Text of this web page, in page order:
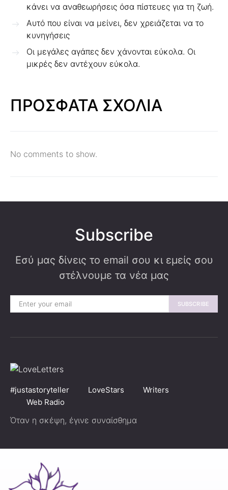
κάνει να αναθεωρήσεις όσα πίστευες για τη ζωή.
Αυτό που είναι να μείνει, δεν χρειάζεται να το
κυνηγήσεις
Οι μεγάλες αγάπες δεν χάνονται εύκολα. Οι
μικρές δεν αντέχουν εύκολα.
ΠΡΟΣΦΑΤΑ ΣΧΟΛΙΑ
No comments to show.
Subscribe
Εσύ μας δίνεις το email σου κι εμείς σου
στέλνουμε τα νέα μας
SUBSCRIBE
#justastoryteller LoveStars
Writers
Web Radio
Όταν η σκέψη, έγινε συναίσθημα